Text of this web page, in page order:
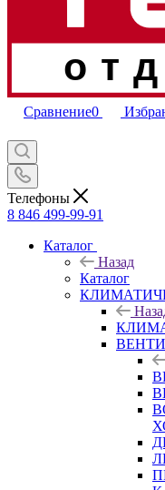
Сравнение0
Телефоны
8 846 499-99-91
Каталог
Назад
Каталог